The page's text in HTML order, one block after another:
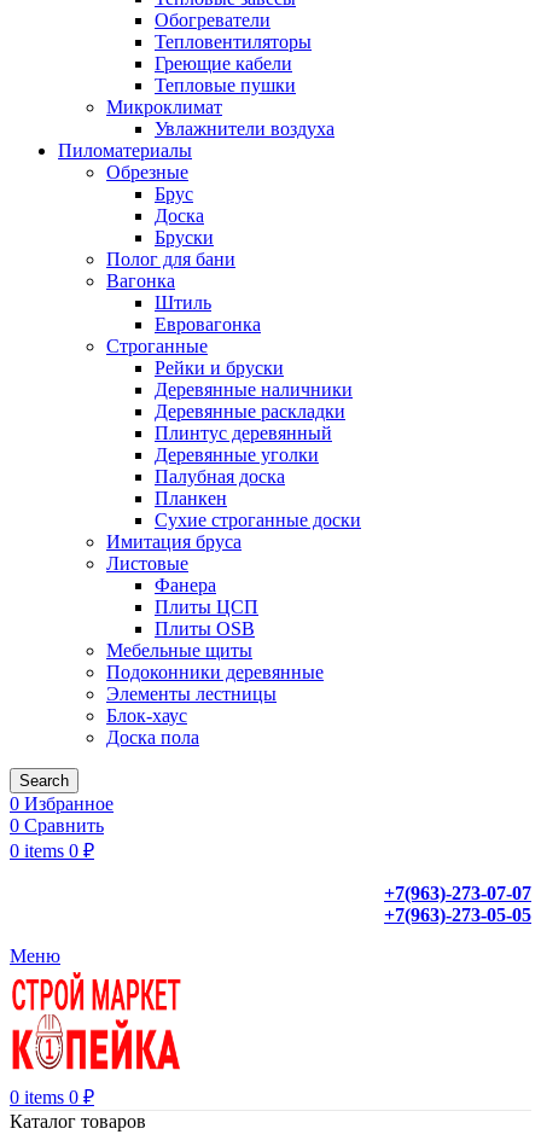
Обогреватели
Тепловентиляторы
Греющие кабели
Тепловые пушки
Микроклимат
Увлажнители воздуха
Пиломатериалы
Обрезные
Брус
Доска
Бруски
Полог для бани
Вагонка
Штиль
Евровагонка
Строганные
Рейки и бруски
Деревянные наличники
Деревянные раскладки
Плинтус деревянный
Деревянные уголки
Палубная доска
Планкен
Сухие строганные доски
Имитация бруса
Листовые
Фанера
Плиты ЦСП
Плиты OSB
Мебельные щиты
Подоконники деревянные
Элементы лестницы
Блок-хаус
Доска пола
Search
0 Избранное
0 Сравнить
0 items 0 ₽
+7(963)-273-07-07
+7(963)-273-05-05
Меню
0 items 0 ₽
Каталог товаров